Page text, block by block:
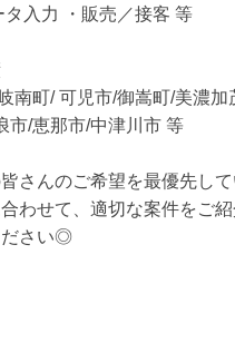
タ入力 ・販売／接客 等
南町/ 可児市/御嵩町/美濃加
市/恵那市/中津川市 等
さんのご希望を最優先し
わせて、適切な案件をご
ださい◎